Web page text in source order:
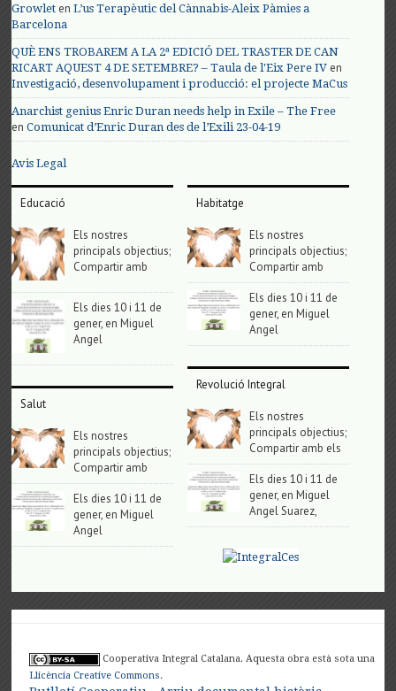
Growlet enL’us Terapèutic del Cànnabis-Aleix Pàmies a
Barcelona
QUÈ ENS TROBAREM A LA 2ª EDICIÓ DEL TRASTER DE CAN
RICART AQUEST 4 DE SETEMBRE? – Taula de l'Eix Pere IV en
Investigació, desenvolupament i producció: el projecte MaCus
Anarchist genius Enric Duran needs help in Exile – The Free
enComunicat d’Enric Duran des de l’Exili 23-04-19
Avis Legal
Educació
Els nostres
principals objectius;
Compartir amb
Els dies 10 i 11 de
gener, en Miguel
Angel
Salut
Els nostres
principals objectius;
Compartir amb
Els dies 10 i 11 de
gener, en Miguel
Angel
Habitatge
Els nostres
principals objectius;
Compartir amb
Els dies 10 i 11 de
gener, en Miguel
Angel
Revolució Integral
Els nostres
principals objectius;
Compartir amb els
Els dies 10 i 11 de
gener, en Miguel
Angel Suarez,
Cooperativa Integral Catalana. Aquesta obra està sota una
Llicència Creative Commons.